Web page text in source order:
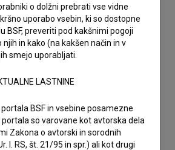
o dolžni prebrati vse vidne
uporabo vsebin, ki so dostopne
BSF, preveriti pod kakšnimi pogoji
in kako (na kakšen način in v
smejo uporabljati.
LASTNINE
BSF in vsebine posamezne
so varovane kot avtorska dela
Zakona o avtorski in sorodnih
l. RS, št. 21/95 in spr.) ali kot drugi